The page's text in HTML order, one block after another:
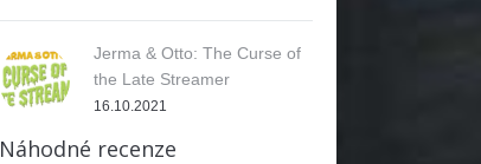
Jerma & Otto: The Curse of
the Late Streamer
16.10.2021
Náhodné recenze